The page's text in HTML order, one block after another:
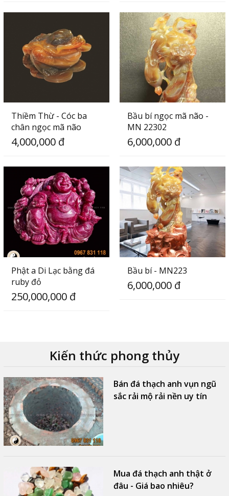
Thiềm Thừ - Cóc ba
chân ngọc mã não
4,000,000 đ
Bầu bí ngọc mã não -
MN 22302
6,000,000 đ
Phật a Di Lạc bằng đá
ruby đỏ
250,000,000 đ
Bầu bí - MN223
6,000,000 đ
Kiến thức phong thủy
Bán đá thạch anh vụn ngũ
sắc rải mộ rải nền uy tín
Mua đá thạch anh thật ở
đâu - Giá bao nhiêu?